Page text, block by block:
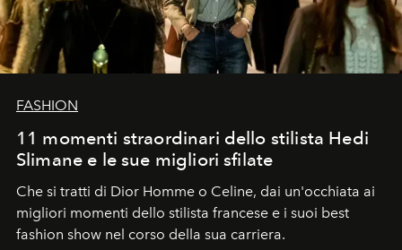
FASHION
11 momenti straordinari dello stilista Hedi
Slimane e le sue migliori sfilate
Che si tratti di Dior Homme o Celine, dai un'occhiata ai
migliori momenti dello stilista francese e i suoi best
fashion show nel corso della sua carriera.